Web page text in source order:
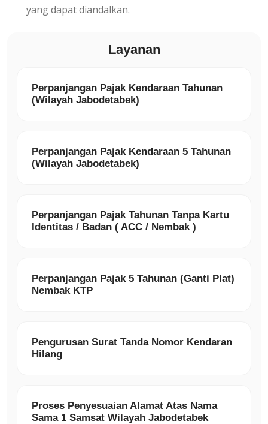
yang dapat diandalkan.
Layanan
Perpanjangan Pajak Kendaraan Tahunan
(Wilayah Jabodetabek)
Perpanjangan Pajak Kendaraan 5 Tahunan
(Wilayah Jabodetabek)
Perpanjangan Pajak Tahunan Tanpa Kartu
Identitas / Badan ( ACC / Nembak )
Perpanjangan Pajak 5 Tahunan (Ganti Plat)
Nembak KTP
Pengurusan Surat Tanda Nomor Kendaran
Hilang
Proses Penyesuaian Alamat Atas Nama
Sama 1 Samsat Wilayah Jabodetabek